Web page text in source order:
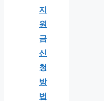
지
원
금
신
청
방
법